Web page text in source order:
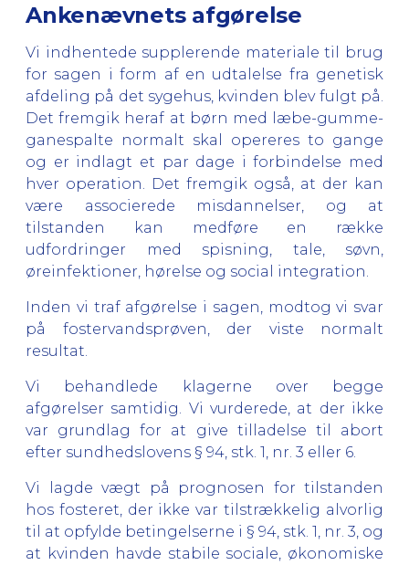
Ankenævnets afgørelse
Vi indhentede supplerende materiale til brug
for sagen i form af en udtalelse fra genetisk
afdeling på det sygehus, kvinden blev fulgt på.
Det fremgik heraf at børn med læbe-gumme-
ganespalte normalt skal opereres to gange
og er indlagt et par dage i forbindelse med
hver operation. Det fremgik også, at der kan
være associerede misdannelser, og at
tilstanden kan medføre en række
udfordringer med spisning, tale, søvn,
øreinfektioner, hørelse og social integration.
Inden vi traf afgørelse i sagen, modtog vi svar
på fostervandsprøven, der viste normalt
resultat.
Vi behandlede klagerne over begge
afgørelser samtidig. Vi vurderede, at der ikke
var grundlag for at give tilladelse til abort
efter sundhedslovens § 94, stk. 1, nr. 3 eller 6.
Vi lagde vægt på prognosen for tilstanden
hos fosteret, der ikke var tilstrækkelig alvorlig
til at opfylde betingelserne i § 94, stk. 1, nr. 3, og
at kvinden havde stabile sociale, økonomiske